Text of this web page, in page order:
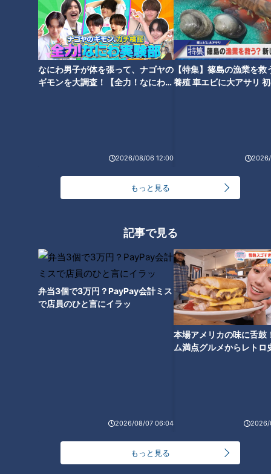
なにわ男子が体を張って、ナゴヤの
ギモンを大調査！【全力！なにわ実
2026/08/06 12:00
【特集】篠島の漁業を救
養殖 車エビに大アサリ
もっと見る
記事で見る
弁当3個で3万円？PayPay会計ミス
で店員のひと言にイラッ
2026/08/07 06:04
本場アメリカの味に舌鼓
ム満点グルメからレトロ
2026/
もっと見る
かの「食パン1斤付き」も！岐阜
市の超お得なモーニングを大調
グ文化発祥の地・愛知県一宮市
の「限界モーニング」が大集
合！ モーニングサービスが生ま
れた理由とは？
40本のエビフライをタワー
に！？ 1本あたり110円の激安や
食べ放題も！ 愛知県で愛される
驚きの「エビフライメニュー」